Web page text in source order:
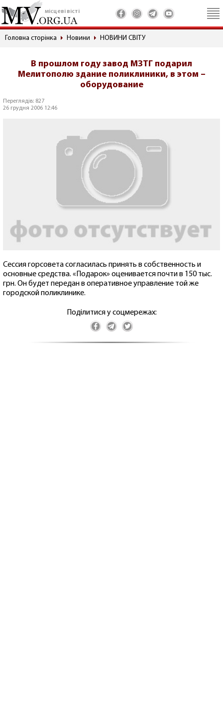
місцеві вісті
Головна сторінка Новини НОВИНИ СВІТУ
В прошлом году завод МЗТГ подарил
Мелитополю здание поликлиники, в этом –
оборудование
Переглядів: 827
26 грудня 2006 12:46
Сессия горсовета согласилась принять в собственность и
основные средства. «Подарок» оценивается почти в 150 тыс.
грн. Он будет передан в оперативное управление той же
городской поликлинике.
Поділитися у соцмережах: